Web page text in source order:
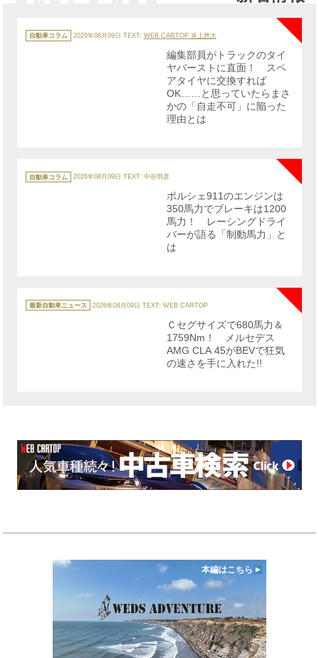
カ
テ
ゴ
自動車コラム 2026年08月09日 TEXT: WEB CARTOP 井上悠大
NEW
編集部員がトラックのタイ
ヤバーストに直面！ スペ
アタイヤに交換すれば
OK……と思っていたらまさ
かの「自走不可」に陥った
理由とは
テ
ゴ
自動車コラム 2026年08月09日 TEXT: 中谷明彦
ポルシェ911のエンジンは
350馬力でブレーキは1200
馬力！ レーシングドライ
バーが語る「制動馬力」と
は
テ
ゴ
最新自動車ニュース 2026年08月09日 TEXT: WEB CARTOP
Ｃセグサイズで680馬力＆
1759Nm！ メルセデス
AMG CLA 45がBEVで狂気
の速さを手に入れた!!
本編はこちら